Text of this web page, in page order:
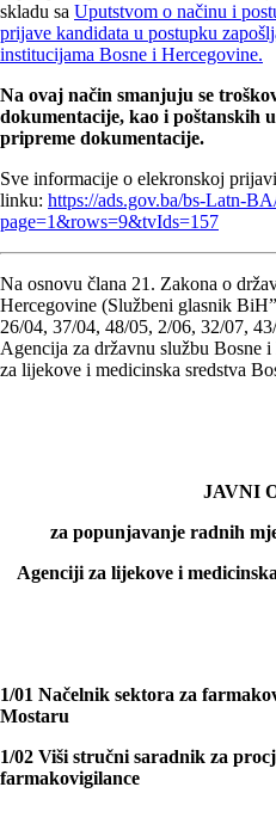
skladu sa Uputstvom o načinu i
prijave kandidata u postupku
institucijama Bosne i Hercegovine.
Na ovaj način smanjuju se
dokumentacije, kao i poštanskih
pripreme dokumentacije.
Sve informacije o elekronskoj
linku: https://ads.gov.ba/bs-Latn-
page=1&rows=9&tvIds=157
Na osnovu člana 21. Zakona o
Hercegovine (Službeni glasnik
26/04, 37/04, 48/05, 2/06, 32/07,
Agencija za državnu službu Bosne
za lijekove i medicinska sredstva
JAVNI
za popunjavanje radnih
Agenciji za lijekove i
1/01 Načelnik sektora za
Mostaru
1/02 Viši stručni saradnik za
farmakovigilance